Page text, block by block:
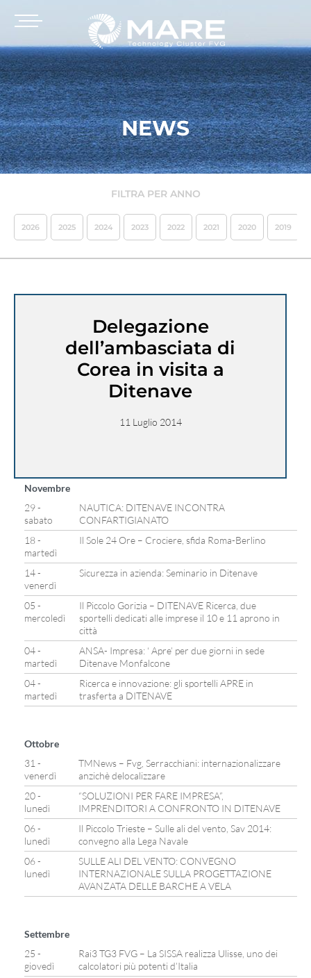
NEWS
FILTRA PER ANNO
2026 2025 2024 2023 2022 2021 2020 2019
Delegazione
dell’ambasciata di
Corea in visita a
Ditenave
11 Luglio 2014
Novembre
29 -
sabato
NAUTICA: DITENAVE INCONTRA
CONFARTIGIANATO
18 -
martedì
Il Sole 24 Ore – Crociere, sfida Roma-Berlino
14 -
venerdì
Sicurezza in azienda: Seminario in Ditenave
05 -
mercoledì
Il Piccolo Gorizia – DITENAVE Ricerca, due
sportelli dedicati alle imprese il 10 e 11 aprono in
città
04 -
martedì
ANSA- Impresa: ‘ Apre’ per due giorni in sede
Ditenave Monfalcone
04 -
martedì
Ricerca e innovazione: gli sportelli APRE in
trasferta a DITENAVE
Ottobre
31 -
venerdì
TMNews – Fvg, Serracchiani: internazionalizzare
anzichè delocalizzare
20 -
lunedì
“SOLUZIONI PER FARE IMPRESA”,
IMPRENDITORI A CONFRONTO IN DITENAVE
06 -
lunedì
Il Piccolo Trieste – Sulle ali del vento, Sav 2014:
convegno alla Lega Navale
06 -
lunedì
SULLE ALI DEL VENTO: CONVEGNO
INTERNAZIONALE SULLA PROGETTAZIONE
AVANZATA DELLE BARCHE A VELA
Settembre
25 -
giovedì
Rai3 TG3 FVG – La SISSA realizza Ulisse, uno dei
calcolatori più potenti d’Italia